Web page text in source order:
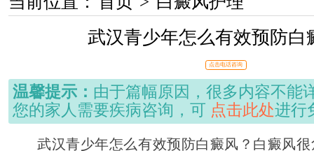
武汉青少年怎么有效预防白
点击电话咨询
温馨提示： 由于篇幅原因，很多内容不能
您的家人需要疾病咨询，可 点击此处进行
武汉青少年怎么有效预防白癜风？白癜风很